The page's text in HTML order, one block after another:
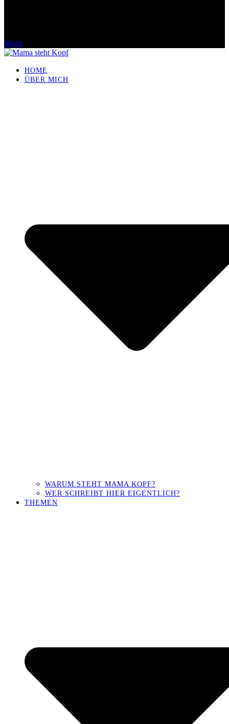
Menü
HOME
ÜBER MICH
WARUM STEHT MAMA KOPF?
WER SCHREIBT HIER EIGENTLICH?
THEMEN